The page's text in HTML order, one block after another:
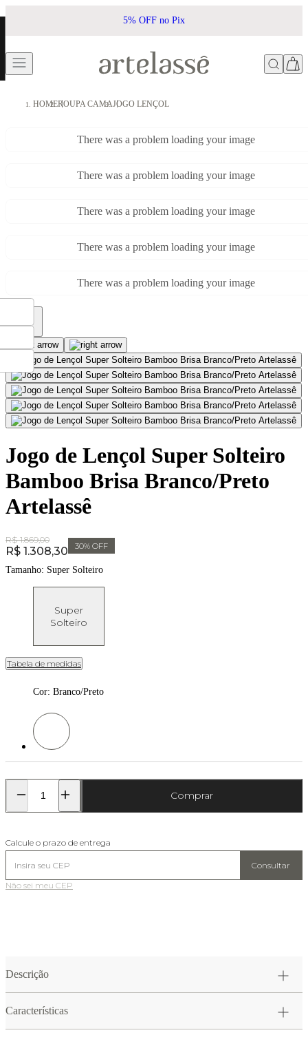
5% OFF no Pix
HOMEROUPA CAMAJOGO LENÇOL
There was a problem loading your image
There was a problem loading your image
There was a problem loading your image
There was a problem loading your image
There was a problem loading your image
Jogo de Lençol Super Solteiro
Bamboo Brisa Branco/Preto
Artelassê
Original Price:
R$ 1.869,00
Price:
R$ 1.308,30 30% OFF
Tamanho: Super Solteiro
Super
Solteiro
Tabela de medidas
Cor: Branco/Preto
Cor: Branco/Preto
Comprar
Calcule o prazo de entrega
Consultar
Não sei meu CEP
Descrição
Características